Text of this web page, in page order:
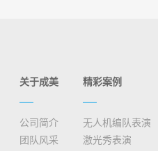
关于成美
公司简介
团队风采
精彩案例
无人机编队表演
激光秀表演